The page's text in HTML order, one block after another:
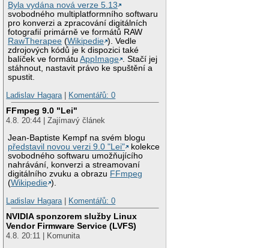
Byla vydána nová verze 5.13
svobodného multiplatformního softwaru
pro konverzi a zpracování digitálních
fotografií primárně ve formátů RAW
RawTherapee (Wikipedie ). Vedle
zdrojových kódů je k dispozici také
balíček ve formátuAppImage . Stačí jej
stáhnout, nastavit právo ke spuštění a
spustit.
Ladislav Hagara
Komentářů: 0
FFmpeg 9.0 "Lei"
4.8. 20:44 | Zajímavý článek
Jean-Baptiste Kempf na svém blogu
představil novou verzi 9.0 "Lei"
kolekce
svobodného softwaru umožňujícího
nahrávání, konverzi a streamovaní
digitálního zvuku a obrazu FFmpeg
(Wikipedie ).
Ladislav Hagara
Komentářů: 0
NVIDIA sponzorem služby Linux
Vendor Firmware Service (LVFS)
4.8. 20:11 | Komunita